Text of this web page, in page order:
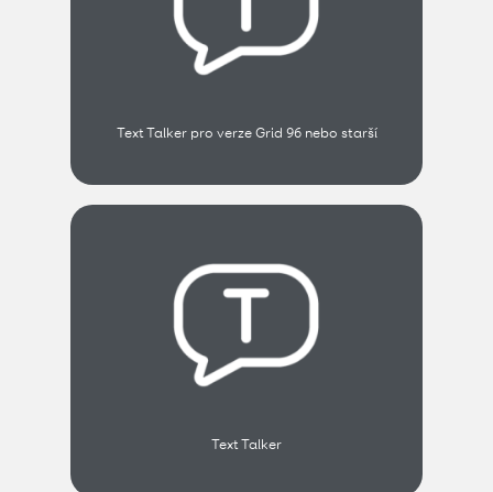
Text Talker pro verze Grid 96 nebo starší
Text Talker